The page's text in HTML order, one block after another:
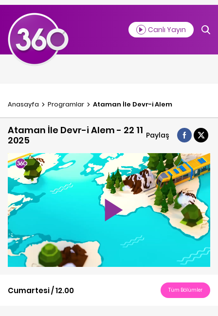
Canlı Yayın
Anasayfa Programlar Ataman İle Devr-i Alem
Ataman İle Devr-i Alem - 22 11
2025
Paylaş
Play
Video
Cumartesi / 12.00 Tüm Bölümler